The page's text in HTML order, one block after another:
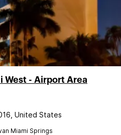
West - Airport Area
United States
Miami Springs